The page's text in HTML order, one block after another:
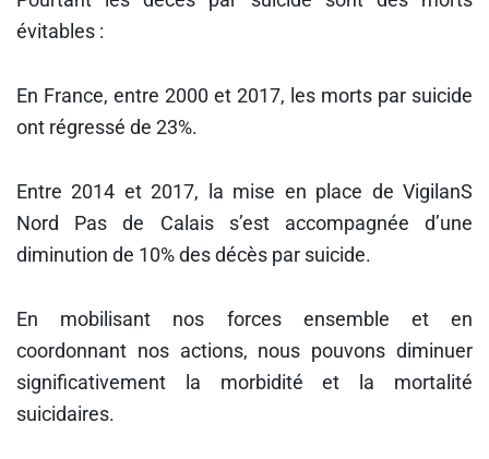
évitables :
En France, entre 2000 et 2017, les morts par suicide
ont régressé de 23%.
Entre 2014 et 2017, la mise en place de VigilanS
Nord Pas de Calais s’est accompagnée d’une
diminution de 10% des décès par suicide.
En mobilisant nos forces ensemble et en
coordonnant nos actions, nous pouvons diminuer
significativement la morbidité et la mortalité
suicidaires.